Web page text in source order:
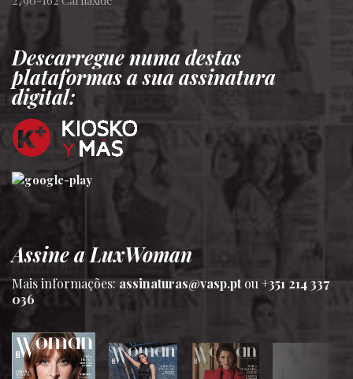
Descarregue numa destas
plataformas a sua assinatura
digital:
Assine a LuxWoman
Mais informações:assinaturas@vasp.ptou +351 214 337
036